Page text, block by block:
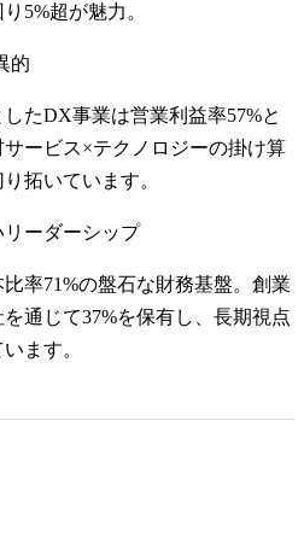
5%超が魅力。
的
たDX事業は営業利益率57%と
ービス×テクノロジーの掛け算
拓いています。
ーダーシップ
率71%の盤石な財務基盤。創業
通じて37%を保有し、長期視点
ます。